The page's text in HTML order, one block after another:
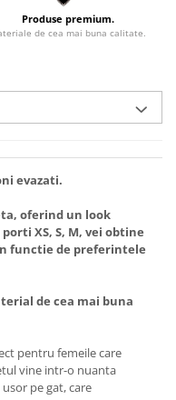
Produse premium.
de cea mai buna calitate.
evazati.
oferind un look
XS, S, M, vei obtine
functie de preferintele
de cea mai buna
pentru femeile care
vine intr-o nuanta
pe gat, care